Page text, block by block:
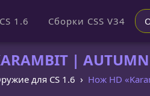
1.6 Сборки CSS V34
| AUTUMN
для CS 1.6 Нож HD